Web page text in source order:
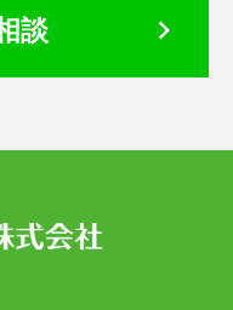
談 keyboard_arrow_right